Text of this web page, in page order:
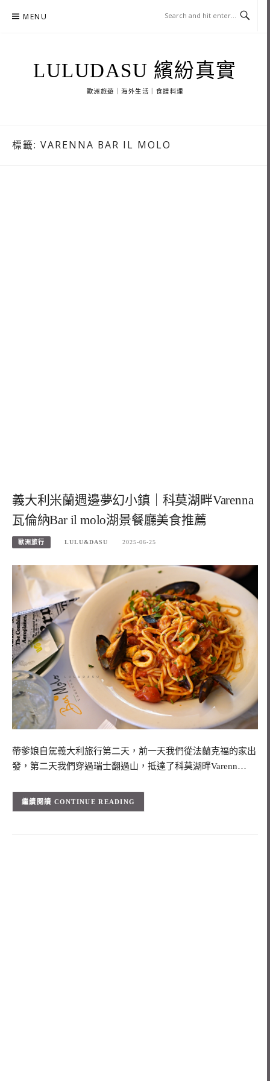
MENU
LULUDASU 繽紛真實
歐洲旅遊｜海外生活｜食譜料理
標籤: VARENNA BAR IL MOLO
義大利米蘭週邊夢幻小鎮｜科莫湖畔Varenna
瓦倫納Bar il molo湖景餐廳美食推薦
歐洲旅行 LULU&DASU 2025-06-25
帶爹娘自駕義大利旅行第二天，前一天我們從法蘭克福的家出
發，第二天我們穿過瑞士翻過山，抵達了科莫湖畔Varenn…
CONTINUE READING